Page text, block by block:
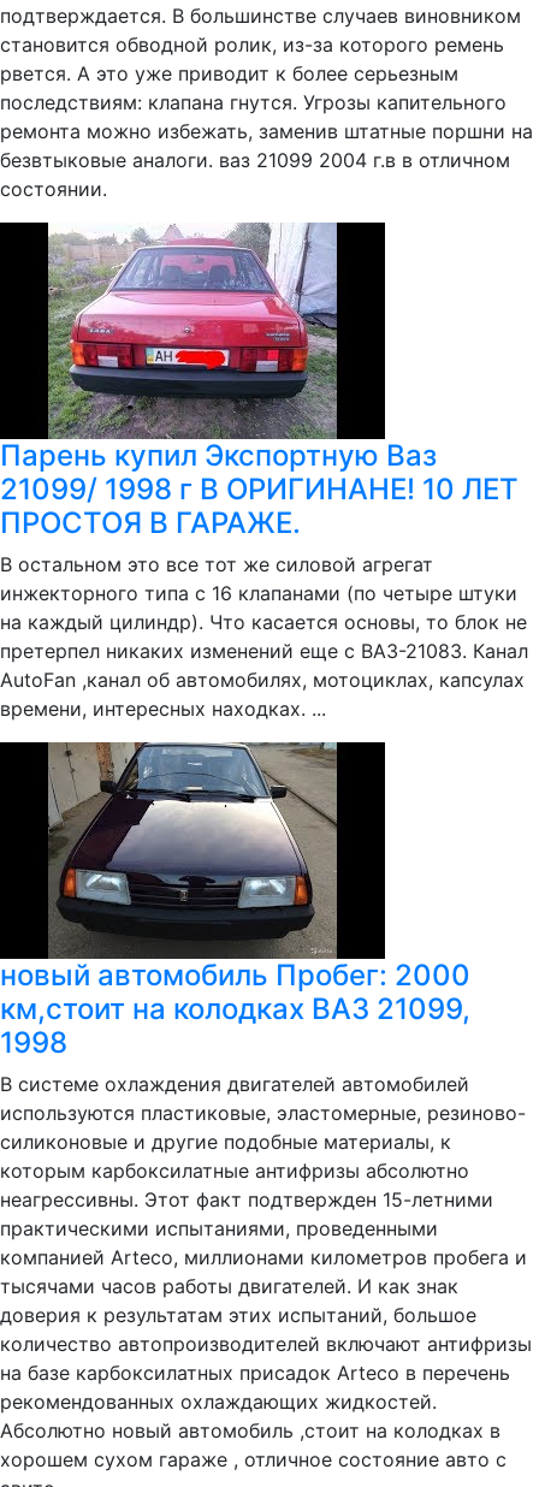
подтверждается. В большинстве случаев виновником
становится обводной ролик, из-за которого ремень
рвется. А это уже приводит к более серьезным
последствиям: клапана гнутся. Угрозы капительного
ремонта можно избежать, заменив штатные поршни на
безвтыковые аналоги. ваз 21099 2004 г.в в отличном
состоянии.
Парень купил Экспортную Ваз
21099/ 1998 г В ОРИГИНАНЕ! 10 ЛЕТ
ПРОСТОЯ В ГАРАЖЕ.
В остальном это все тот же силовой агрегат
инжекторного типа с 16 клапанами (по четыре штуки
на каждый цилиндр). Что касается основы, то блок не
претерпел никаких изменений еще с ВАЗ-21083. Канал
AutoFan ,канал об автомобилях, мотоциклах, капсулах
времени, интересных находках. ...
новый автомобиль Пробег: 2000
км,стоит на колодках ВАЗ 21099,
1998
В системе охлаждения двигателей автомобилей
используются пластиковые, эластомерные, резиново-
силиконовые и другие подобные материалы, к
которым карбоксилатные антифризы абсолютно
неагрессивны. Этот факт подтвержден 15-летними
практическими испытаниями, проведенными
компанией Arteco, миллионами километров пробега и
тысячами часов работы двигателей. И как знак
доверия к результатам этих испытаний, большое
количество автопроизводителей включают антифризы
на базе карбоксилатных присадок Arteco в перечень
рекомендованных охлаждающих жидкостей.
Абсолютно новый автомобиль ,стоит на колодках в
хорошем сухом гараже , отличное состояние авто с